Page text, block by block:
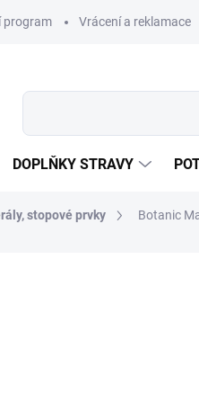
program Vrácení a reklamace
DOPLŇKY STRAVY
stopové prvky Botanic